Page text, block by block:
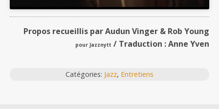
Propos recueillis par Audun Vinger & Rob Young
pour Jazznytt / Traduction : Anne Yven
Catégories: Jazz, Entretiens